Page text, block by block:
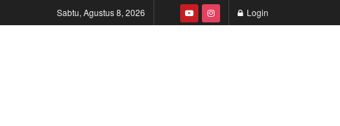
Sabtu, Agustus 8, 2026 Login